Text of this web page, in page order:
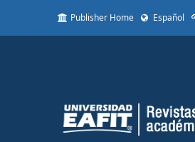
to
Content
Sidebar
Publisher Home Español